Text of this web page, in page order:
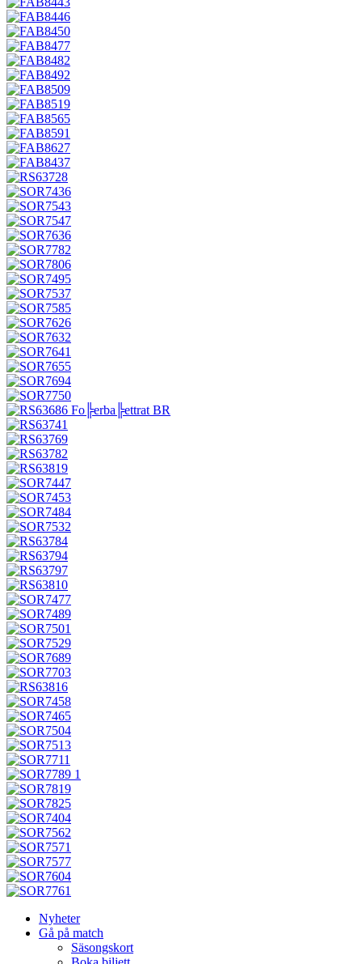
Nyheter
Gå på match
Säsongskort